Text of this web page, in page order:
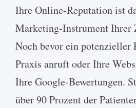
Ihre Online-Reputation ist das wirkungsvollste Marketing-Instrument Ihrer Zahnarztpraxis. Noch bevor ein potenzieller Patient in Ihrer Praxis anruft oder Ihre Website besucht, liest er Ihre Google-Bewertungen. Studien zeigen, dass über 90 Prozent der Patienten Online-Bewertungen nutzen, um Leistungserbringer im Gesundheitswesen zu bewerten – und die meisten ziehen eine Praxis mit weniger als vier Sternen gar nicht erst in Betracht. Eine starke Online-Reputation aufzubauen und zu pflegen bedeutet nicht, das System auszutricksen – es bedeutet, kontinuierlich hervorragende Versorgung zu liefern und es zufriedenen Patienten einfach zu machen, ihre Erfahrung zu teilen. So gehen Sie vor. ## Warum Online-Bewertungen wichtiger sind denn je Die Art und Weise, wie Patienten einen Zahnarzt finden und auswählen, hat sich grundlegend verändert. Mundpropaganda zählt nach wie vor, aber sie ist online gewandert. Wenn jemand einen neuen Zahnarzt sucht, beginnt seine Reise fast immer bei einer Suchmaschine. ### Die Zahlen sprechen für sich - **93 Prozent der Patienten** geben an, dass Online-Bewertungen ihre Wahl des Leistungserbringers im Gesundheitswesen beeinflussen. - **72 Prozent der Patienten** nutzen Google-Bewertungen als ersten Schritt bei der Suche nach einem neuen Arzt oder Zahnarzt. - **Eine Erhöhung um einen Stern** in Ihrer Google-Bewertung kann zu einer Umsatzsteigerung von 5 bis 9 Prozent führen. - Praxen mit **weniger als 10 Bewertungen** werden oft komplett übersehen, unabhängig von der tatsächlichen Versorgungsqualität. Ihre Google-Bewertung ist keine reine Eitelkeitskennzahl. Eine starke Bewertung ist eine der effektivsten Möglichkeiten, [neue Patienten für Ihre Zahnarztpraxis zu gewinnen](https://dododentist.com/blog/de/how-to-attract-new-patients-to-your-dental-clinic) – sie wirkt sich direkt darauf aus, wie viele neue Patienten Ihre Praxis finden und wählen. ## Beanspruchen und optimieren Sie Ihr Google-Unternehmensprofil ![Fünf-Sterne-Google-Bewertungen einer Zahnarztpraxis](https://www.imagelato.com/images/reputation-google-reviews-18b60fd7-640w.jpg) Bevor Sie eine starke Bewertungspräsenz aufbauen können, müssen Sie sicherstellen, dass Ihr Google-Unternehmensprofil vollständig und optimiert ist. ### Checkliste - **Beanspruchen Sie Ihren Eintrag** unter business.google.com, falls Sie es noch nicht getan haben. - **Verifizieren Sie Ihr Unternehmen** über den Verifizierungsprozess von Google. - **Füllen Sie jedes Feld aus**: Praxisname, Adresse, Telefonnummer, Website, Öffnungszeiten, Leistungen, akzeptierte Versicherungen. - **Wählen Sie die richtigen Kategorien**: "Zahnarzt" als primäre Kategorie, mit Unterkategorien wie "Kosmetischer Zahnarzt", "Kinderzahnarzt" oder "Kieferorthopäde", falls zutreffend. - **Fügen Sie hochwertige Fotos hinzu**: Außen- und Innenaufnahmen, Behandlungsräume, Wartebereich und Teamfotos. - **Verfassen Sie eine überzeugende Unternehmensbeschreibung**, die Ihre wichtigsten Leistungen und das Besondere Ihrer Praxis enthält. Ein vollständiges Profil wird in lokalen Suchergebnissen höher eingestuft und wirkt vertrauenswürdiger auf potenzielle Patienten, die ihre Optionen prüfen. ## Bitten Sie um Bewertungen – konsequent und systematisch Der größte Grund, warum die meisten Zahnarztpraxen nicht genügend Bewertungen haben, ist einfach: Sie fragen nicht danach. Zufriedene Patienten sind bereit, eine Bewertung abzugeben, denken aber selten von selbst daran. Sie müssen das Fragen zu einem festen Bestandteil Ihres Arbeitsablaufs machen. ### Wann Sie fragen sollten - **Direkt nach einer positiven Erfahrung** – das Ende eines erfolgreichen Termins ist der perfekte Moment. - **Nach Abschluss eines Behandlungsplans** – Patienten, die einen mehrstufigen Eingriff hinter sich haben, verspüren ein Erfolgsgefühl. - **Wenn ein Patient mündliches Lob ausspricht** – wenn er Ihnen oder Ihrem Team mitteilt, wie zufrieden er ist, ist das Ihr Stichwort. ### Wie Sie fragen sollten - **Persönlich**: Schulen Sie Ihr Empfangsteam, etwas zu sagen wie: "Es freut uns sehr, dass Sie eine großartige Erfahrung gemacht haben. Würden Sie das mit einer kurzen Google-Bewertung teilen? Das hilft anderen Patienten sehr, uns zu finden." - **Per SMS oder E-Mail (mithilfe einer [Praxisverwaltungssoftware für Zahnärzte](https://dododentist.com/blog/de/complete-guide-dental-practice-management-software), um Follow-ups zu automatisieren)**: Senden Sie nach dem Termin eine automatisierte Follow-up-Nachricht mit einem direkten Link zu Ihrer Google-Bewertungsseite. - **Mit Beschilderung**: Platzieren Sie ein kleines Schild oder eine Karte am Empfang mit einem QR-Code, der direkt zu Ihrer Bewertungsseite führt. Der Schlüssel liegt darin, das Abgeben einer Bewertung so einfach wie möglich zu machen. Je weniger Klicks, desto mehr Bewertungen erhalten Sie. ### Verpassen Sie keine Bewertungsanfrage Lösen Sie eine Bewertungsanfrage über dieselben Automatisierungsschienen aus wie [WhatsApp-Terminerinnerungen](/de/whatsapp-terminerinnerung-zahnarzt/) – einen Tag nach dem Besuch, solange die Erfahrung beim Patienten noch frisch ist. [WhatsApp-Erinnerungen](https://dododentist.com/de/whatsapp-terminerinnerung-zahnarzt/) funktionieren dafür besonders gut: Die Antwortraten sind hoch, und Patienten tippen sich oft innerhalb von Minuten durch, um eine Bewertung abzugeben. ### Erstellen Sie einen direkten Bewertungslink Google stellt eine Kurz-URL bereit, die Patienten direkt zum Bewertungsformular Ihres Unternehmens führt. Teilen Sie diesen Link in Ihren Follow-up-Nachrichten, auf Ihrer Website und in Ihrer E-Mail-Signatur. So finden Sie Ihren Link: 1. Gehen Sie zu Ihrem Google-Unternehmensprofil. 2. Klicken Sie auf "Um Bewertungen bitten". 3. Kopieren Sie den bereitgestellten Kurzlink. ## Reagieren Sie auf jede Bewertung ![Zahnarzt verfasst eine professionelle Antwort auf eine Online-Patientenbewertung](https://www.imagelato.com/images/reputation-review-response-